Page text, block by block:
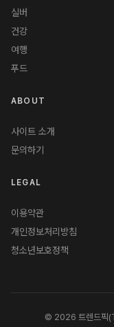
실버
건강
여행
푸드
ABOUT
사이트 소개
문의하기
LEGAL
이용약관
개인정보처리방침
청소년보호정책
© 2026 트렌드픽